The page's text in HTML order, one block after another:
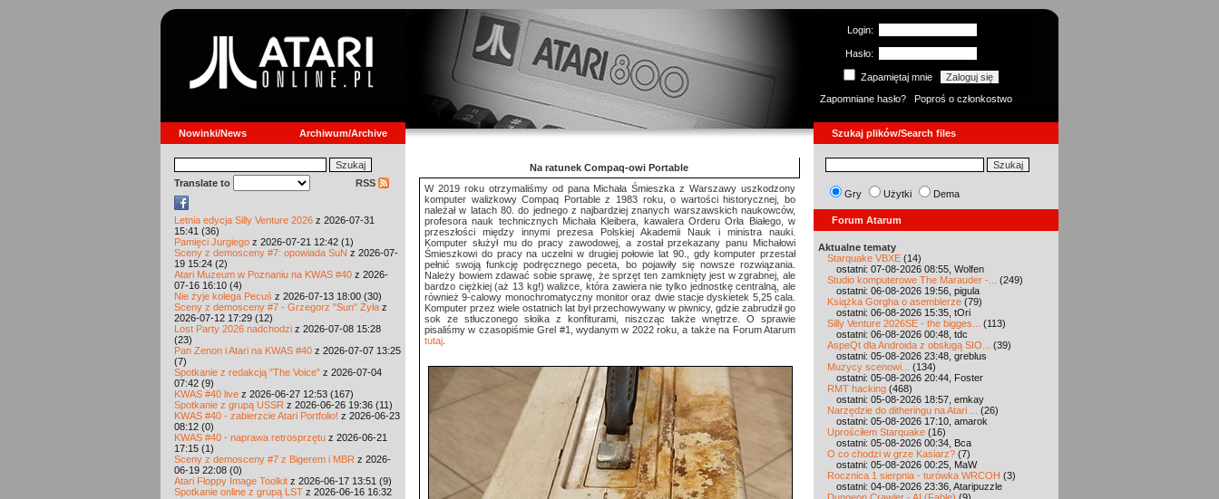
Login:
Hasło:
Zapamiętaj mnie
Zapomniane hasło?
Poproś o członkostwo
Nowinki/News Archiwum/Archive Szukaj plików/Search files
Translate to RSS
Letnia edycja Silly Venture 2026 z 2026-07-31
15:41 (36)
Pamięci Jurgiego z 2026-07-21 12:42 (1)
Sceny z demosceny #7: opowiada SuN z 2026-07-
19 15:24 (2)
Atari Muzeum w Poznaniu na KWAS #40 z 2026-
07-16 16:10 (4)
Nie żyje kolega Pecuś z 2026-07-13 18:00 (30)
Sceny z demosceny #7 - Grzegorz "Sun" Żyła z
2026-07-12 17:29 (12)
Lost Party 2026 nadchodzi z 2026-07-08 15:28
(23)
Pan Zenon i Atari na KWAS #40 z 2026-07-07 13:25
(7)
Spotkanie z redakcją "The Voice" z 2026-07-04
07:42 (9)
KWAS #40 live z 2026-06-27 12:53 (167)
Spotkanie z grupą USSR z 2026-06-26 19:36 (11)
KWAS #40 - zabierzcie Atari Portfolio! z 2026-06-23
08:12 (0)
KWAS #40 - naprawa retrosprzętu z 2026-06-21
17:15 (1)
Sceny z demosceny #7 z Bigerem i MBR z 2026-
06-19 22:08 (0)
Atari Floppy Image Toolkit z 2026-06-17 13:51 (9)
Spotkanie online z grupą LST z 2026-06-16 16:32
Na ratunek Compaq-owi Portable
W 2019 roku otrzymaliśmy od pana Michała Śmieszka z Warszawy uszkodzony
komputer walizkowy Compaq Portable z 1983 roku, o wartości historycznej, bo
należał w latach 80. do jednego z najbardziej znanych warszawskich naukowców,
profesora nauk technicznych Michała Kleibera, kawalera Orderu Orła Białego, w
przeszłości między innymi prezesa Polskiej Akademii Nauk i ministra nauki.
Komputer służył mu do pracy zawodowej, a został przekazany panu Michałowi
Śmieszkowi do pracy na uczelni w drugiej połowie lat 90., gdy komputer przestał
pełnić swoją funkcję podręcznego peceta, bo pojawiły się nowsze rozwiązania.
Należy bowiem zdawać sobie sprawę, że sprzęt ten zamknięty jest w zgrabnej, ale
bardzo ciężkiej (aż 13 kg!) walizce, która zawiera nie tylko jednostkę centralną, ale
również 9-calowy monochromatyczny monitor oraz dwie stacje dyskietek 5,25 cala.
Komputer przez wiele ostatnich lat był przechowywany w piwnicy, gdzie zabrudził go
sok ze stłuczonego słoika z konfiturami, niszcząc także wnętrze. O sprawie
pisaliśmy w czasopiśmie Grel #1, wydanym w 2022 roku, a także na Forum Atarum
tutaj
Gry Użytki Dema
Forum Atarum
Aktualne tematy
Starquake VBXE (14)
ostatni: 07-08-2026 08:55, Wolfen
Studio komputerowe The Marauder -...
(249)
ostatni: 06-08-2026 19:56, pigula
Książka Gorgha o asemblerze (79)
ostatni: 06-08-2026 15:35, tOri
Silly Venture 2026SE - the bigges...
(113)
ostatni: 06-08-2026 00:48, tdc
AspeQt dla Androida z obsługą SIO...
(39)
ostatni: 05-08-2026 23:48, greblus
Muzycy scenowi...
(134)
ostatni: 05-08-2026 20:44, Foster
RMT hacking (468)
ostatni: 05-08-2026 18:57, emkay
Narzędzie do ditheringu na Atari ...
(26)
ostatni: 05-08-2026 17:10, amarok
Uprościłem Starquake (16)
ostatni: 05-08-2026 00:34, Bca
O co chodzi w grze Kasiarz? (7)
ostatni: 05-08-2026 00:25, MaW
Rocznica 1 sierpnia - turówka WRCOH (3)
ostatni: 04-08-2026 23:36, Ataripuzzle